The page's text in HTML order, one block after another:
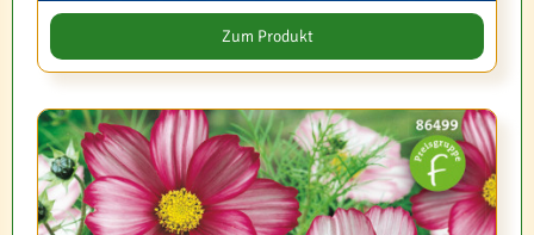
Zum Produkt